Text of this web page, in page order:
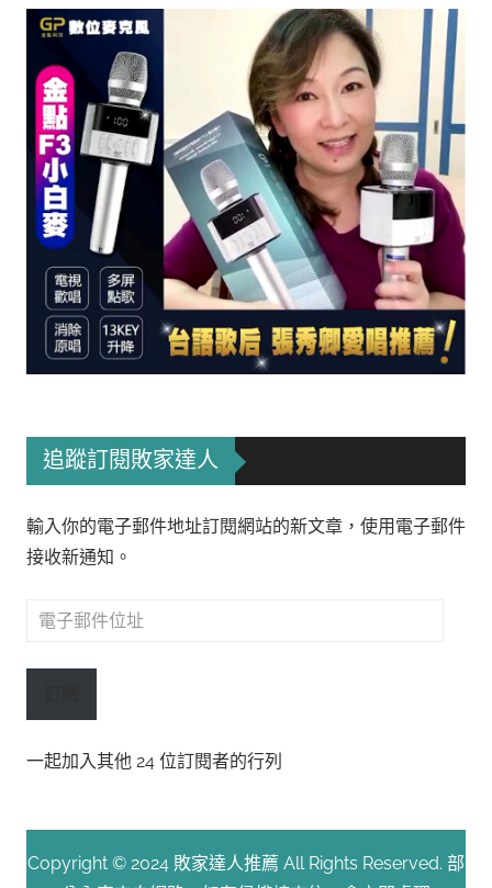
追蹤訂閱敗家達人
輸入你的電子郵件地址訂閱網站的新文章，使用電子郵件
接收新通知。
電
郵
址
一起加入其他 24 位訂閱者的行列
Copyright © 2024 敗家達人推薦 All Rights Reserved. 部